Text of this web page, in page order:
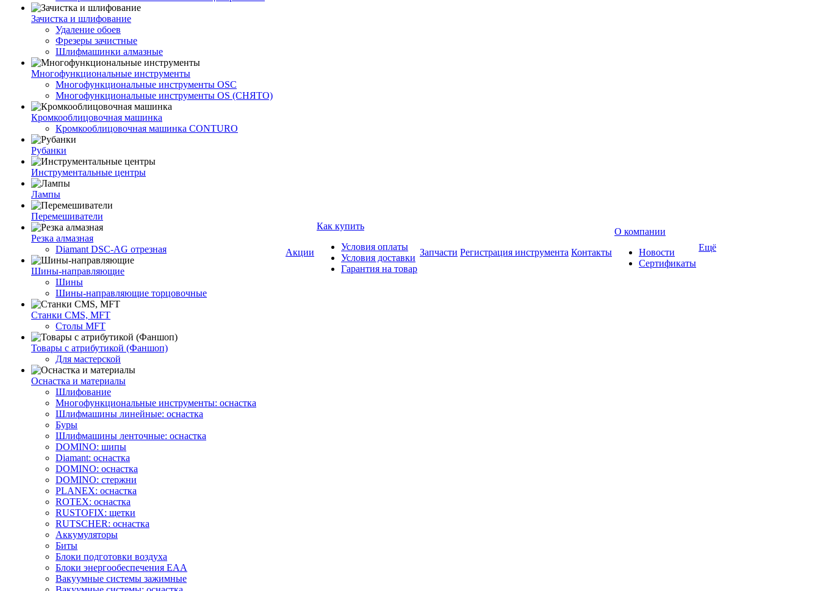
Зачистка и шлифование
Удаление обоев
Фрезеры зачистные
Шлифмашинки алмазные
Многофункциональные инструменты
Многофункциональные инструменты OSC
Многофункциональные инструменты OS (СНЯТО)
Кромкооблицовочная машинка
Кромкооблицовочная машинка CONTURO
Рубанки
Инструментальные центры
Лампы
Перемешиватели
Резка алмазная
Diamant DSC-AG отрезная
Шины-направляющие
Шины
Шины-направляющие торцовочные
Станки CMS, MFT
Столы MFT
Товары с атрибутикой (Фаншоп)
Для мастерской
Оснастка и материалы
Шлифование
Многофункциональные инструменты: оснастка
Шлифмашины линейные: оснастка
Буры
Шлифмашины ленточные: оснастка
DOMINO: шипы
Diamant: оснастка
DOMINO: оснастка
DOMINO: стержни
PLANEX: оснастка
ROTEX: оснастка
RUSTOFIX: щетки
RUTSCHER: оснастка
Аккумуляторы
Биты
Блоки подготовки воздуха
Блоки энергообеспечения EAA
Вакуумные системы зажимные
Акции
Как купить
Условия оплаты
Условия доставки
Гарантия на товар
Запчасти Регистрация инструмента Контакты
О компании
Новости
Сертификаты
Ещё